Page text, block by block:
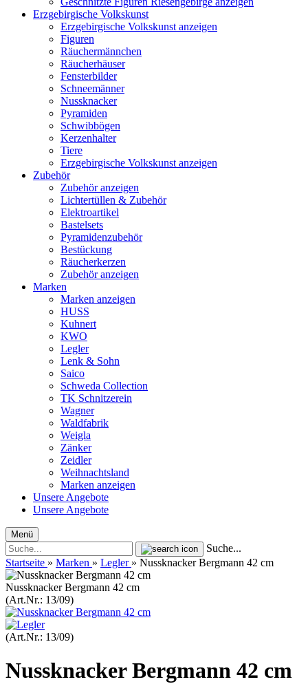
Erzgebirgische Volkskunst
Erzgebirgische Volkskunst anzeigen
Figuren
Räuchermännchen
Räucherhäuser
Fensterbilder
Schneemänner
Nussknacker
Pyramiden
Schwibbögen
Kerzenhalter
Tiere
Erzgebirgische Volkskunst anzeigen
Zubehör
Zubehör anzeigen
Lichtertüllen & Zubehör
Elektroartikel
Bastelsets
Pyramidenzubehör
Bestückung
Räucherkerzen
Zubehör anzeigen
Marken
Marken anzeigen
HUSS
Kuhnert
KWO
Legler
Lenk & Sohn
Saico
Schweda Collection
TK Schnitzerein
Wagner
Waldfabrik
Weigla
Zänker
Zeidler
Weihnachtsland
Marken anzeigen
Unsere Angebote
Unsere Angebote
Menü
Suche...
Startseite » Marken » Legler » Nussknacker Bergmann 42 cm
Nussknacker Bergmann 42 cm
(Art.Nr.: 13/09)
(Art.Nr.: 13/09)
Nussknacker Bergmann 42 cm